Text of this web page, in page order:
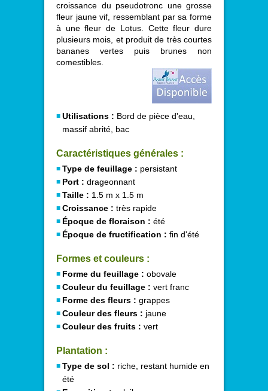
croissance du pseudotronc une grosse
fleur jaune vif, ressemblant par sa forme
à une fleur de Lotus. Cette fleur dure
plusieurs mois, et produit de très courtes
bananes vertes puis brunes non
comestibles.
Utilisations : Bord de pièce d'eau,
massif abrité, bac
Caractéristiques générales :
Type de feuillage : persistant
Port : drageonnant
Taille : 1.5 m x 1.5 m
Croissance : très rapide
Époque de floraison : été
Époque de fructification : fin d'été
Formes et couleurs :
Forme du feuillage : obovale
Couleur du feuillage : vert franc
Forme des fleurs : grappes
Couleur des fleurs : jaune
Couleur des fruits : vert
Plantation :
Type de sol : riche, restant humide en
été